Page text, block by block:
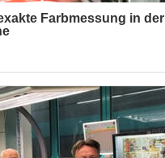
Farbmessung in der